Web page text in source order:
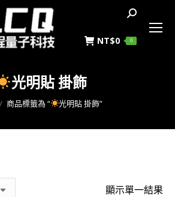
搜
NT$0 0
光明貼 掛飾
裡：
商品標籤為 “ 光明貼 掛飾”
顯示單一結果